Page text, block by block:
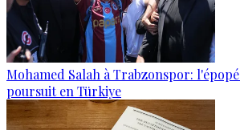
Mohamed Salah à Trabzonspor:
poursuit en Türkiye